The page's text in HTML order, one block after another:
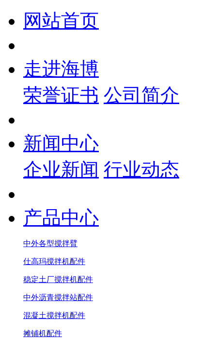
网站首页
走进海博
荣誉证书 公司简介
新闻中心
企业新闻 行业动态
产品中心
中外各型搅拌臂
仕高玛搅拌机配件
稳定土厂搅拌机配件
中外沥青搅拌站配件
混凝土搅拌机配件
摊铺机配件